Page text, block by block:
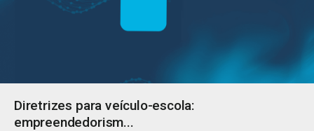
Diretrizes para veículo-escola:
empreendedorism...